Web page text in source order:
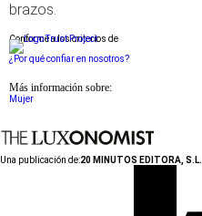
brazos.
Conforme a los criterios de
¿Por qué confiar en nosotros?
Más información sobre:
Mujer
Una publicación de:20 MINUTOS EDITORA, S.L.